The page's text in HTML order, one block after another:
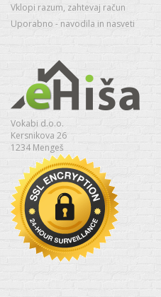
Vklopi razum, zahtevaj račun
Uporabno - navodila in nasveti
Vokabi d.o.o.
Kersnikova 26
1234 Mengeš